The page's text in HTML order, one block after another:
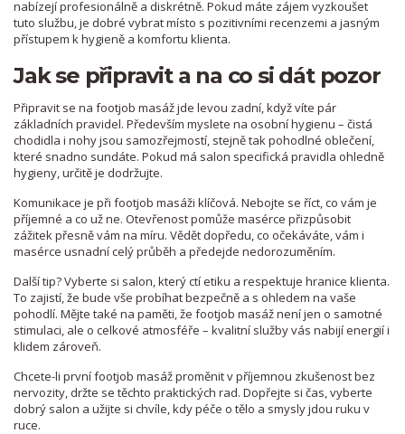
nabízejí profesionálně a diskrétně. Pokud máte zájem vyzkoušet
tuto službu, je dobré vybrat místo s pozitivními recenzemi a jasným
přístupem k hygieně a komfortu klienta.
Jak se připravit a na co si dát pozor
Připravit se na footjob masáž jde levou zadní, když víte pár
základních pravidel. Především myslete na osobní hygienu – čistá
chodidla i nohy jsou samozřejmostí, stejně tak pohodlné oblečení,
které snadno sundáte. Pokud má salon specifická pravidla ohledně
hygieny, určitě je dodržujte.
Komunikace je při footjob masáži klíčová. Nebojte se říct, co vám je
příjemné a co už ne. Otevřenost pomůže masérce přizpůsobit
zážitek přesně vám na míru. Vědět dopředu, co očekáváte, vám i
masérce usnadní celý průběh a předejde nedorozuměním.
Další tip? Vyberte si salon, který ctí etiku a respektuje hranice klienta.
To zajistí, že bude vše probíhat bezpečně a s ohledem na vaše
pohodlí. Mějte také na paměti, že footjob masáž není jen o samotné
stimulaci, ale o celkové atmosféře – kvalitní služby vás nabijí energií i
klidem zároveň.
Chcete-li první footjob masáž proměnit v příjemnou zkušenost bez
nervozity, držte se těchto praktických rad. Dopřejte si čas, vyberte
dobrý salon a užijte si chvíle, kdy péče o tělo a smysly jdou ruku v
ruce.